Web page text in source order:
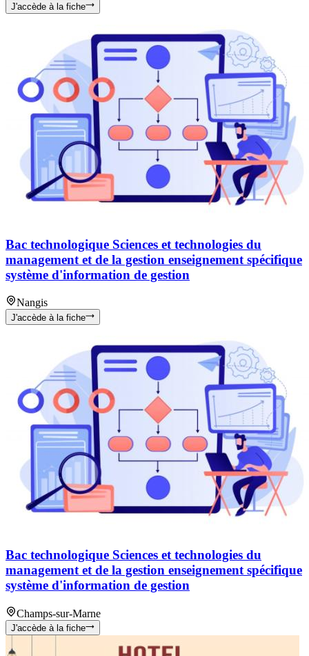
J'accède à la fiche
Bac technologique Sciences et technologies du
management et de la gestion enseignement spécifique
système d'information de gestion
Nangis
J'accède à la fiche
Bac technologique Sciences et technologies du
management et de la gestion enseignement spécifique
système d'information de gestion
Champs-sur-Marne
J'accède à la fiche